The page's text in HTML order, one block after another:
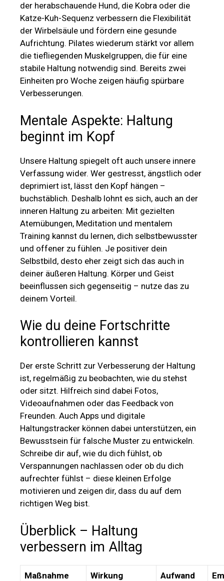
der herabschauende Hund, die Kobra oder die
Katze-Kuh-Sequenz verbessern die Flexibilität
der Wirbelsäule und fördern eine gesunde
Aufrichtung. Pilates wiederum stärkt vor allem
die tiefliegenden Muskelgruppen, die für eine
stabile Haltung notwendig sind. Bereits zwei
Einheiten pro Woche zeigen häufig spürbare
Verbesserungen.
Mentale Aspekte: Haltung
beginnt im Kopf
Unsere Haltung spiegelt oft auch unsere innere
Verfassung wider. Wer gestresst, ängstlich oder
deprimiert ist, lässt den Kopf hängen –
buchstäblich. Deshalb lohnt es sich, auch an der
inneren Haltung zu arbeiten: Mit gezielten
Atemübungen, Meditation und mentalem
Training kannst du lernen, dich selbstbewusster
und offener zu fühlen. Je positiver dein
Selbstbild, desto eher zeigt sich das auch in
deiner äußeren Haltung. Körper und Geist
beeinflussen sich gegenseitig – nutze das zu
deinem Vorteil.
Wie du deine Fortschritte
kontrollieren kannst
Der erste Schritt zur Verbesserung der Haltung
ist, regelmäßig zu beobachten, wie du stehst
oder sitzt. Hilfreich sind dabei Fotos,
Videoaufnahmen oder das Feedback von
Freunden. Auch Apps und digitale
Haltungstracker können dabei unterstützen, ein
Bewusstsein für falsche Muster zu entwickeln.
Schreibe dir auf, wie du dich fühlst, ob
Verspannungen nachlassen oder ob du dich
aufrechter fühlst – diese kleinen Erfolge
motivieren und zeigen dir, dass du auf dem
richtigen Weg bist.
Überblick – Haltung
verbessern im Alltag
Maßnahme Wirkung Aufwand